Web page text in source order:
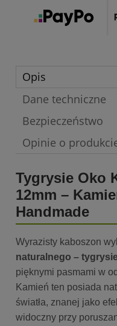
Opis
Dane techniczne
Bezpieczeństwo
Opinie o
Tygrysie Oko
12mm –
Handmade
Wyrazisty kaboszon
naturalnego –
pięknymi pasmami w
Kamień ten posiada
światła, znanej jako
widoczny przy